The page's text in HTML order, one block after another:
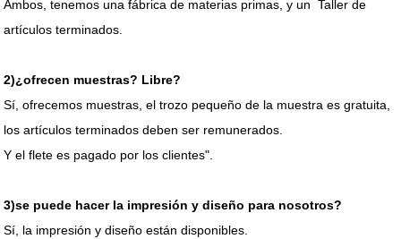
Ambos, tenemos una fábrica de materias primas, y un Taller de
artículos terminados.
2)¿ofrecen muestras? Libre?
Sí, ofrecemos muestras, el trozo pequeño de la muestra es gratuita,
los artículos terminados deben ser remunerados.
Y el flete es pagado por los clientes".
3)se puede hacer la impresión y diseño para nosotros?
Sí, la impresión y diseño están disponibles.